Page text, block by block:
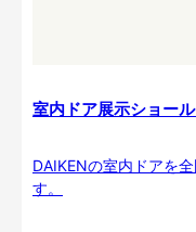
室内ドア展示ショー
DAIKENの室内ドアを
す。